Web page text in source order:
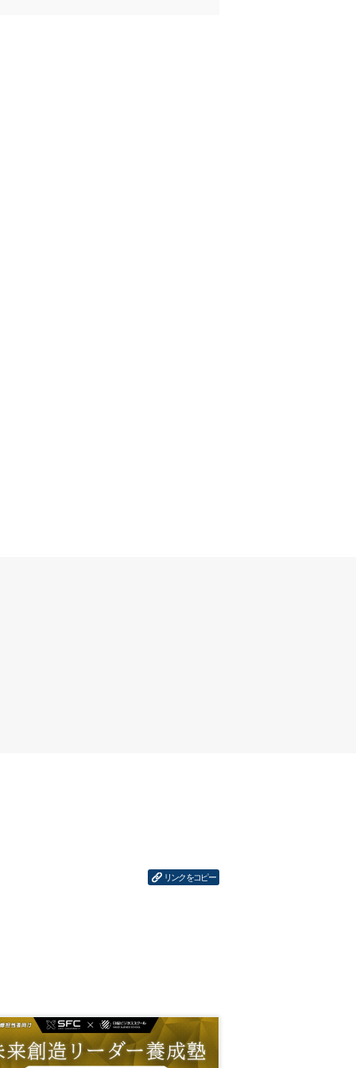
リンクをコピー